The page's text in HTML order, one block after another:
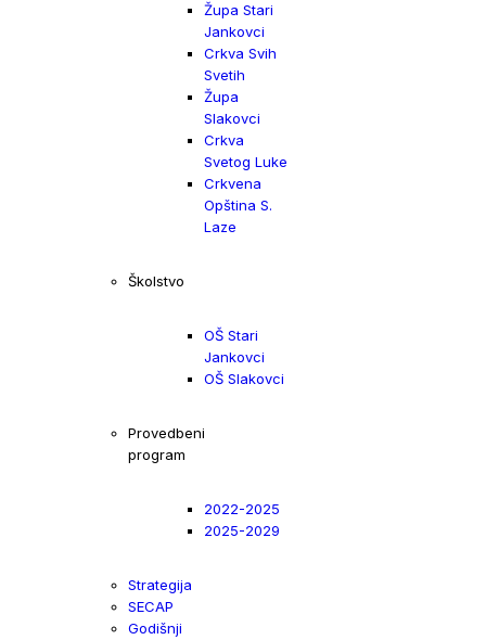
Župa Stari
Jankovci
Crkva Svih
Svetih
Župa
Slakovci
Crkva
Svetog Luke
Crkvena
Opština S.
Laze
Školstvo
OŠ Stari
Jankovci
OŠ Slakovci
Provedbeni
program
2022-2025
2025-2029
Strategija
SECAP
Godišnji